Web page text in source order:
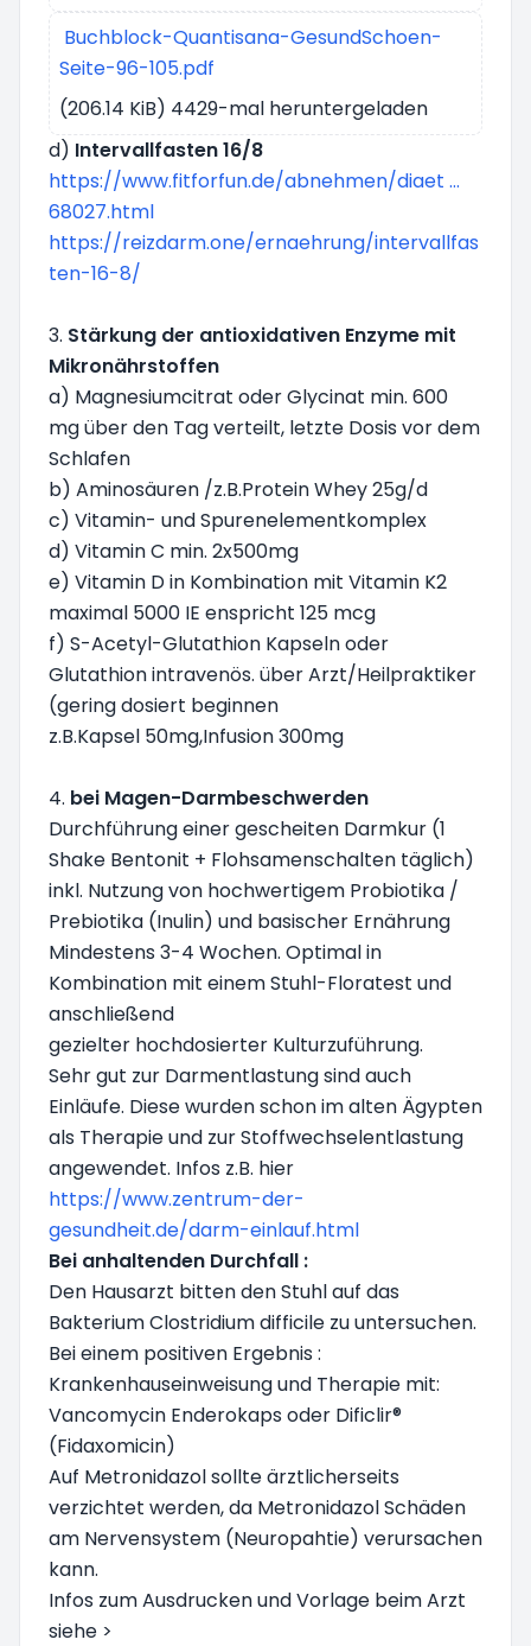
Buchblock-Quantisana-GesundSchoen-
Seite-96-105.pdf
(206.14 KiB) 4429-mal heruntergeladen
d) Intervallfasten 16/8
https://www.fitforfun.de/abnehmen/diaet ...
68027.html
https://reizdarm.one/ernaehrung/intervallfas
ten-16-8/
3. Stärkung der antioxidativen Enzyme mit
Mikronährstoffen
a) Magnesiumcitrat oder Glycinat min. 600
mg über den Tag verteilt, letzte Dosis vor dem
Schlafen
b) Aminosäuren /z.B.Protein Whey 25g/d
c) Vitamin- und Spurenelementkomplex
d) Vitamin C min. 2x500mg
e) Vitamin D in Kombination mit Vitamin K2
maximal 5000 IE enspricht 125 mcg
f) S-Acetyl-Glutathion Kapseln oder
Glutathion intravenös. über Arzt/Heilpraktiker
(gering dosiert beginnen
z.B.Kapsel 50mg,Infusion 300mg
4. bei Magen-Darmbeschwerden
Durchführung einer gescheiten Darmkur (1
Shake Bentonit + Flohsamenschalten täglich)
inkl. Nutzung von hochwertigem Probiotika /
Prebiotika (Inulin) und basischer Ernährung
Mindestens 3-4 Wochen. Optimal in
Kombination mit einem Stuhl-Floratest und
anschließend
gezielter hochdosierter Kulturzuführung.
Sehr gut zur Darmentlastung sind auch
Einläufe. Diese wurden schon im alten Ägypten
als Therapie und zur Stoffwechselentlastung
angewendet. Infos z.B. hier
https://www.zentrum-der-
gesundheit.de/darm-einlauf.html
Bei anhaltenden Durchfall :
Den Hausarzt bitten den Stuhl auf das
Bakterium Clostridium difficile zu untersuchen.
Bei einem positiven Ergebnis :
Krankenhauseinweisung und Therapie mit:
Vancomycin Enderokaps oder Dificlir®
(Fidaxomicin)
Auf Metronidazol sollte ärztlicherseits
verzichtet werden, da Metronidazol Schäden
am Nervensystem (Neuropahtie) verursachen
kann.
Infos zum Ausdrucken und Vorlage beim Arzt
siehe >